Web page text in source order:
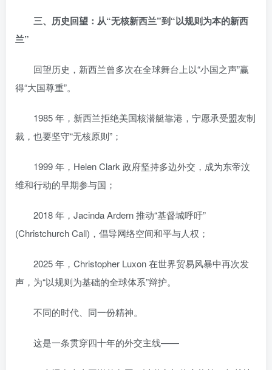
三、历史回望：从“无核新西兰”到“以规则为本的新西
兰”
回望历史，新西兰曾多次在全球舞台上以“小国之声”赢
得“大国尊重”。
1985 年，新西兰拒绝美国核潜艇靠港，宁愿承受盟友制
裁，也要坚守“无核原则”；
1999 年，Helen Clark 政府坚持多边外交，成为东帝汶
维和行动的早期参与国；
2018 年，Jacinda Ardern 推动“基督城呼吁”
(Christchurch Call)，倡导网络空间和平与人权；
2025 年，Christopher Luxon 在世界贸易风暴中再次发
声，为“以规则为基础的全球体系”辩护。
不同的时代、同一份精神。
这是一条贯穿四十年的外交主线——